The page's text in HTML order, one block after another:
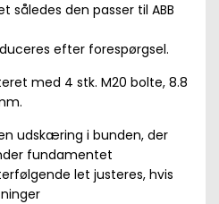
således den passer til ABB
efter forespørgsel.
med 4 stk. M20 bolte, 8.8
udskæring i bunden, der
fundamentet
let justeres, hvis